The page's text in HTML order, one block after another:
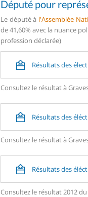
Député pour
Le député à l'Assemblée
de 41,60% avec la nuance
profession déclarée)
Résultats des
Consultez le résultat à
Résultats des
Consultez le résultat à
Résultats des
Consultez le résultat 2012